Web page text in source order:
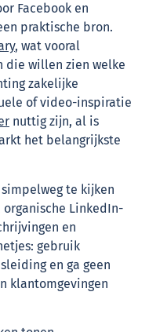
Facebook en
praktische bron.
, wat vooral
die willen zien welke
zakelijke
of video-inspiratie
nuttig zijn, al is
het belangrijkste
te kijken
organische LinkedIn-
en
gebruik
en ga geen
klantomgevingen